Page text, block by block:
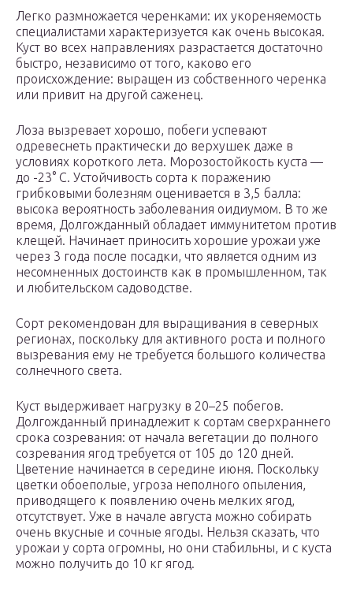
Легко размножается черенками: их укореняемость
специалистами характеризуется как очень высокая.
Куст во всех направлениях разрастается достаточно
быстро, независимо от того, каково его
происхождение: выращен из собственного черенка
или привит на другой саженец.
Лоза вызревает хорошо, побеги успевают
одревеснеть практически до верхушек даже в
условиях короткого лета. Морозостойкость куста —
до -23° C. Устойчивость сорта к поражению
грибковыми болезням оценивается в 3,5 балла:
высока вероятность заболевания оидиумом. В то же
время, Долгожданный обладает иммунитетом против
клещей. Начинает приносить хорошие урожаи уже
через 3 года после посадки, что является одним из
несомненных достоинств как в промышленном, так
и любительском садоводстве.
Сорт рекомендован для выращивания в северных
регионах, поскольку для активного роста и полного
вызревания ему не требуется большого количества
солнечного света.
Куст выдерживает нагрузку в 20–25 побегов.
Долгожданный принадлежит к сортам сверхраннего
срока созревания: от начала вегетации до полного
созревания ягод требуется от 105 до 120 дней.
Цветение начинается в середине июня. Поскольку
цветки обоеполые, угроза неполного опыления,
приводящего к появлению очень мелких ягод,
отсутствует. Уже в начале августа можно собирать
очень вкусные и сочные ягоды. Нельзя сказать, что
урожаи у сорта огромны, но они стабильны, и с куста
можно получить до 10 кг ягод.